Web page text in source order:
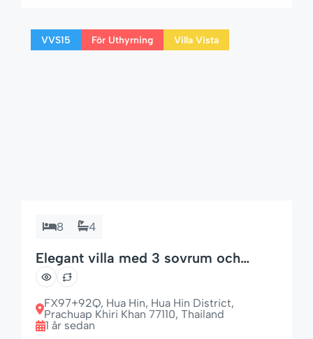
frodiga tropiska trädgårdar och inbäddad […]
VVS15 För Uthyrning Villa Vista
8 4
Elegant villa med 3 sovrum och
privat pool i Hua Hins tropiska oas
FX97+92Q, Hua Hin, Hua Hin District,
Prachuap Khiri Khan 77110, Thailand
1 år sedan